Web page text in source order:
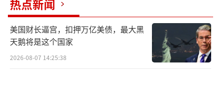
热点新闻
美国财长逼宫，扣押万亿美债，最大黑
天鹅将是这个国家
2026-08-07 14:25:38